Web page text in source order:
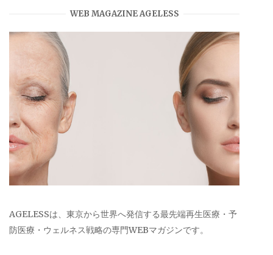
WEB MAGAZINE AGELESS
AGELESSは、東京から世界へ発信する最先端再生医療・予
防医療・ウェルネス戦略の専門WEBマガジンです。